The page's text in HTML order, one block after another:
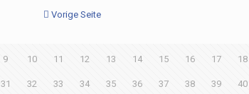
Vorige Seite
9 10 11 12 13 14 15 16 17 18
31 32 33 34 35 36 37 38 39 40